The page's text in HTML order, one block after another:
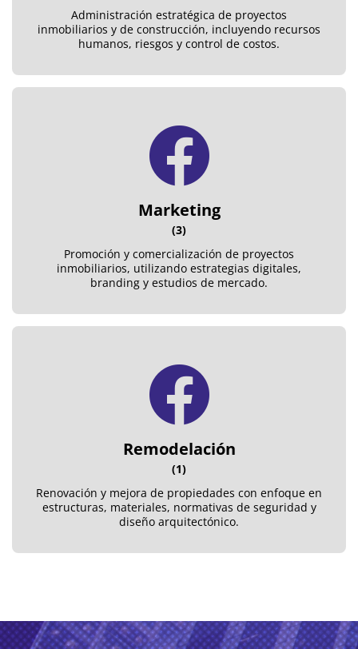
Administración estratégica de proyectos
inmobiliarios y de construcción, incluyendo recursos
humanos, riesgos y control de costos.
Marketing
(3)
Promoción y comercialización de proyectos
inmobiliarios, utilizando estrategias digitales,
branding y estudios de mercado.
Remodelación
(1)
Renovación y mejora de propiedades con enfoque en
estructuras, materiales, normativas de seguridad y
diseño arquitectónico.